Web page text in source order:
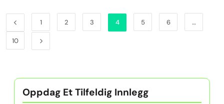
1 2 3 4 5 6 …
10
Oppdag Et Tilfeldig Innlegg